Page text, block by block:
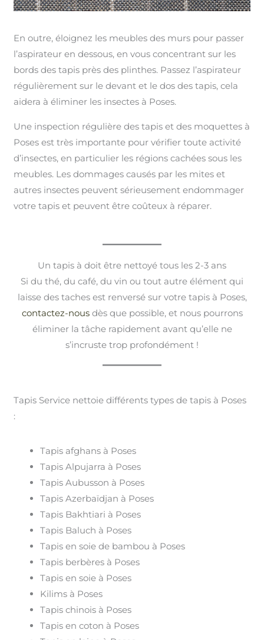
En outre, éloignez les meubles des murs pour passer
l’aspirateur en dessous, en vous concentrant sur les
bords des tapis près des plinthes. Passez l’aspirateur
régulièrement sur le devant et le dos des tapis, cela
aidera à éliminer les insectes à Poses.
Une inspection régulière des tapis et des moquettes à
Poses est très importante pour vérifier toute activité
d’insectes, en particulier les régions cachées sous les
meubles. Les dommages causés par les mites et
autres insectes peuvent sérieusement endommager
votre tapis et peuvent être coûteux à réparer.
Un tapis à doit être nettoyé tous les 2-3 ans
Si du thé, du café, du vin ou tout autre élément qui
laisse des taches est renversé sur votre tapis à Poses,
contactez-nousdès que possible, et nous pourrons
éliminer la tâche rapidement avant qu’elle ne
s’incruste trop profondément !
Tapis Service nettoie différents types de tapis à Poses
:
Tapis afghans à Poses
Tapis Alpujarra à Poses
Tapis Aubusson à Poses
Tapis Azerbaïdjan à Poses
Tapis Bakhtiari à Poses
Tapis Baluch à Poses
Tapis en soie de bambou à Poses
Tapis berbères à Poses
Tapis en soie à Poses
Kilims à Poses
Tapis chinois à Poses
Tapis en coton à Poses